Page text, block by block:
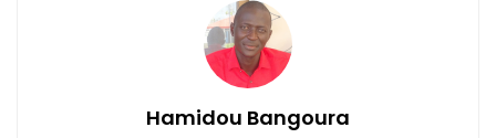
Hamidou Bangoura